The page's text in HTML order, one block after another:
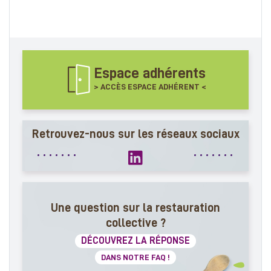
Espace adhérents
> ACCÈS ESPACE ADHÉRENT <
Retrouvez-nous sur les réseaux sociaux
Une question sur la restauration
collective ?
DÉCOUVREZ LA RÉPONSE
DANS NOTRE FAQ !